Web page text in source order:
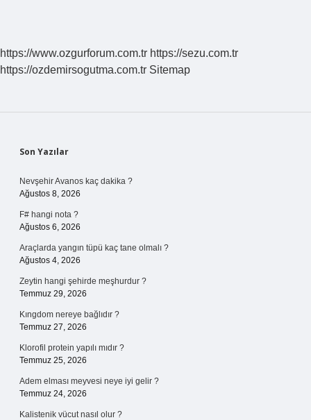
https://www.ozgurforum.com.tr https://sezu.com.tr
https://ozdemirsogutma.com.tr Sitemap
Sidebar
Son Yazılar
Nevşehir Avanos kaç dakika ?
Ağustos 8, 2026
F# hangi nota ?
Ağustos 6, 2026
Araçlarda yangın tüpü kaç tane olmalı ?
Ağustos 4, 2026
Zeytin hangi şehirde meşhurdur ?
Temmuz 29, 2026
Kıngdom nereye bağlıdır ?
Temmuz 27, 2026
Klorofil protein yapılı mıdır ?
Temmuz 25, 2026
Adem elması meyvesi neye iyi gelir ?
Temmuz 24, 2026
Kalistenik vücut nasıl olur ?